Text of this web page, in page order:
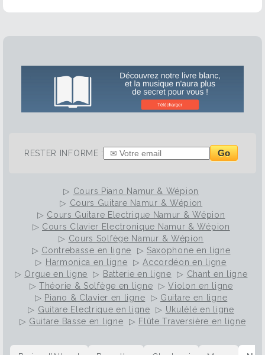
RESTER INFORME : Go
▷ Cours Piano Namur & Wépion
▷ Cours Guitare Namur & Wépion
▷ Cours Guitare Electrique Namur & Wépion
▷ Cours Clavier Electronique Namur & Wépion
▷ Cours Solfège Namur & Wépion
▷ Contrebasse en ligne ▷ Saxophone en ligne
▷ Harmonica en ligne ▷Accordéon en ligne
▷ Orgue en ligne ▷ Batterie en ligne ▷ Chant en ligne
▷Théorie & Solfège en ligne ▷Violon en ligne
▷ Piano & Clavier en ligne ▷ Guitare en ligne
▷ Guitare Electrique en ligne ▷ Ukulélé en ligne
▷ Guitare Basse en ligne ▷ Flûte Traversière en ligne